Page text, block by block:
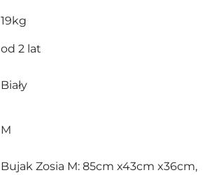
19kg
od 2 lat
Biały
M
Bujak Zosia M: 85cm x43cm x36cm,